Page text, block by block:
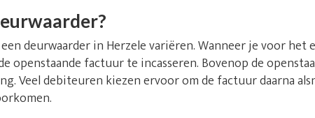
deurwaarder in Herzele variëren. Wanneer je voor het
openstaande factuur te incasseren. Bovenop de
Veel debiteuren kiezen ervoor om de factuur daarna